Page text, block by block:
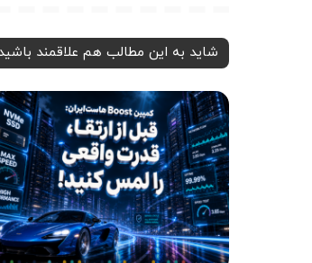
شاید به این مطالب هم علاقمند